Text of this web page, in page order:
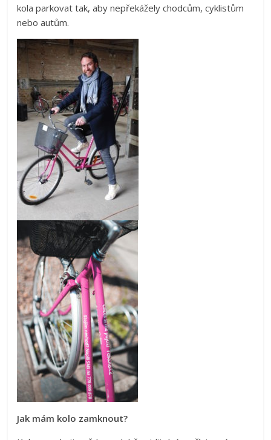
kola parkovat tak, aby nepřekážely chodcům, cyklistům
nebo autům.
Jak mám kolo zamknout?